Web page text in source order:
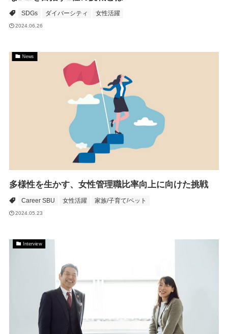
SDGs ダイバーシティ 女性活躍
2024.06.26
News
多様性を生かす、女性管理職比率向上に向けた挑戦
Career SBU 女性活躍 家族/子育て/ペット
2024.05.23
Interview